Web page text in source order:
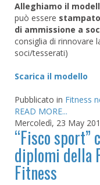
Alleghiamo il
può essere
di ammissione a
consiglia di rinnovare
soci/tesserati)
Scarica il modello
Pubblicato in Fitness
READ MORE...
Mercoledì, 23 May
“Fisco sport”
diplomi della
Fitness